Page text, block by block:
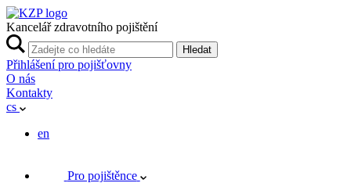
Kancelář zdravotního pojištění
Hledat
Přihlášení pro pojišťovny
O nás
Kontakty
cs
en
Pro pojištěnce